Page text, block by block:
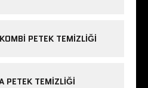
PETEK TEMIZLIĞI
PETEK TEMIZLIĞI